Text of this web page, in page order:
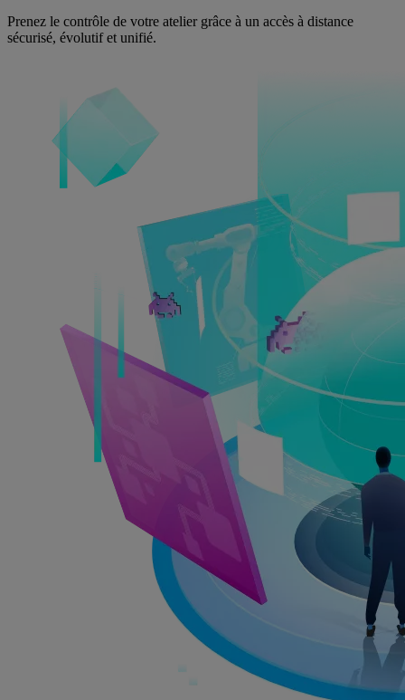
Prenez le contrôle de votre atelier grâce à un accès à distance
sécurisé, évolutif et unifié.